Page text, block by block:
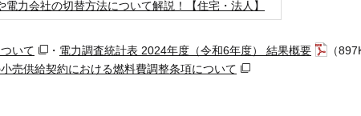
力会社の切替方法について解説！【住宅・法人】
いて ・ 電力調査統計表 2024年度（令和6年度） 結果概要
（
売供給契約における燃料費調整条項について